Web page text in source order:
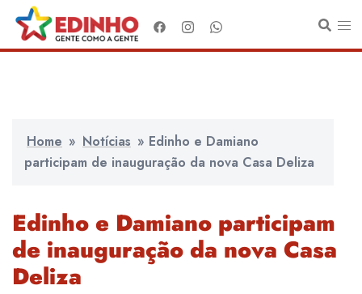
para
o
Home » Notícias » Edinho e Damiano
participam de inauguração da nova Casa Deliza
Edinho e Damiano participam
de inauguração da nova Casa
Deliza